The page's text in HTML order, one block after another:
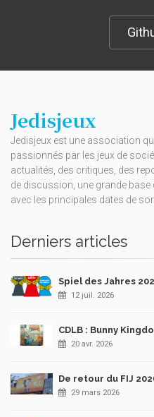
Jedisjeux
Jedisjeux est une association
passionnés par les jeux de
actualités, des critiques, des
de discussion, une grande base
avec les principales dates de
Derniers articles
Spiel des Jahres
12 juil. 2026
CDLB : Bunny
20 avr. 2026
De retour du FIJ
29 mars 2026